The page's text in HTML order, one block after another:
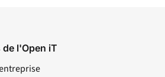
l'Open iT